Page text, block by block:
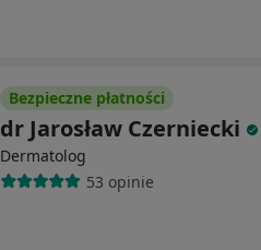
Bezpieczne płatności
dr Jarosław Czerniecki
Dermatolog
53 opinie